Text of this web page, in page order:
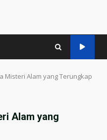
Misteri Alam yang Terungkap
Alam yang